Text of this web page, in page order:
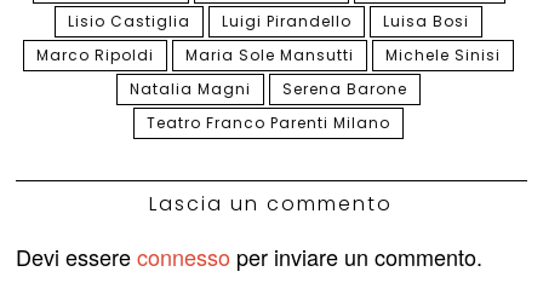
Lisio Castiglia
Luigi Pirandello
Luisa Bosi
Marco Ripoldi
Maria Sole Mansutti
Michele Sinisi
Natalia Magni
Serena Barone
Teatro Franco Parenti Milano
Lascia un commento
Devi essereconnesso per inviare un commento.